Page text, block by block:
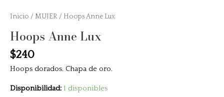
Inicio / MUJER / Hoops Anne Lux
Hoops Anne Lux
$240
Hoops dorados. Chapa de oro.
Disponibilidad: 1 disponibles